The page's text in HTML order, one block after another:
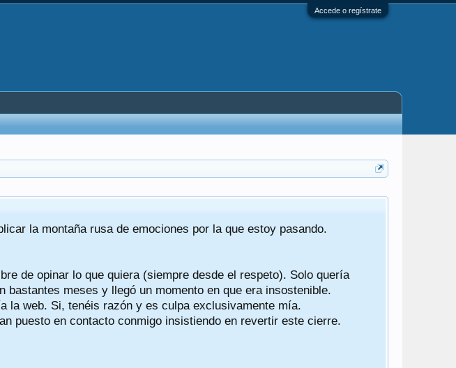
Accede o regístrate
la montaña rusa de emociones por la que estoy pasando.
de opinar lo que quiera (siempre desde el respeto). Solo quería
meses y llegó un momento en que era insostenible.
la web. Si, tenéis razón y es culpa exclusivamente mía.
puesto en contacto conmigo insistiendo en revertir este cierre.